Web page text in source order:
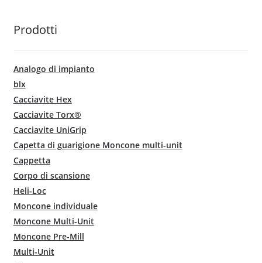
Prodotti
Analogo di impianto
blx
Cacciavite Hex
Cacciavite Torx®
Cacciavite UniGrip
Capetta di guarigione Moncone multi-unit
Cappetta
Corpo di scansione
Heli-Loc
Moncone individuale
Moncone Multi-Unit
Moncone Pre-Mill
Multi-Unit